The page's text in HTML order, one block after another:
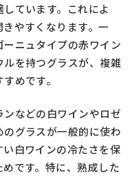
ています。これによ
やすくなります。一
ニュタイプの赤ワイン
を持つグラスが、複雑
めです。
などの白ワインやロゼ
グラスが一般的に使わ
白ワインの冷たさを保
です。特に、熟成した